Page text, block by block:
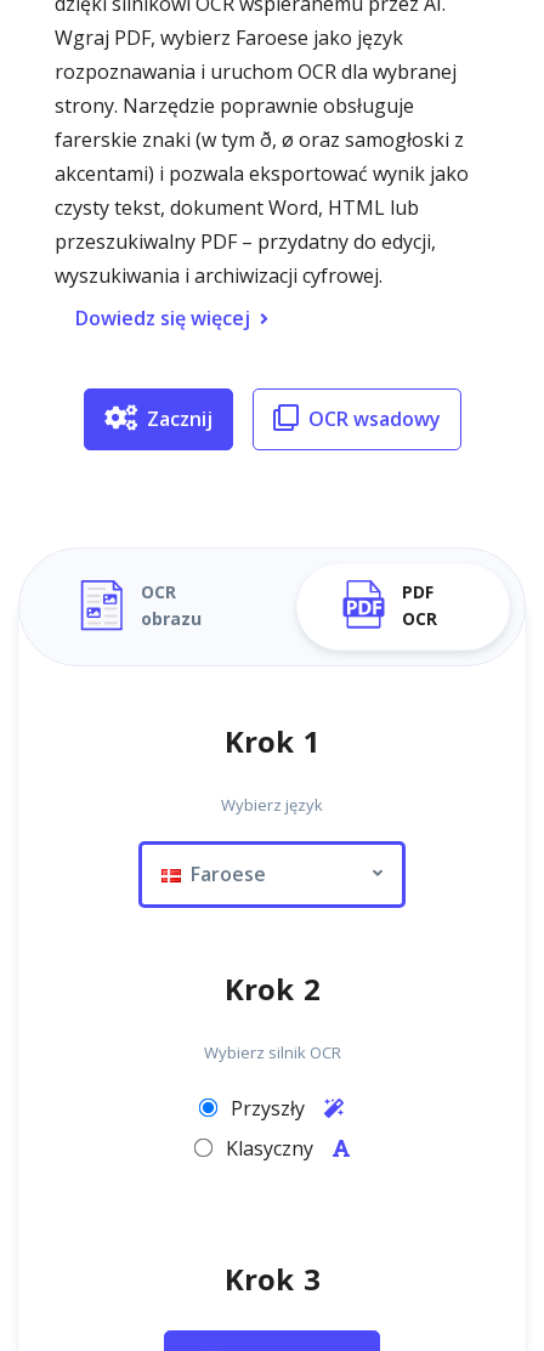
Wgraj PDF, wybierz Faroese jako język
rozpoznawania i uruchom OCR dla wybranej
strony. Narzędzie poprawnie obsługuje
farerskie znaki (w tym ð, ø oraz samogłoski z
akcentami) i pozwala eksportować wynik jako
czysty tekst, dokument Word, HTML lub
przeszukiwalny PDF – przydatny do edycji,
wyszukiwania i archiwizacji cyfrowej.
Dowiedz się więcej
Zacznij OCR wsadowy
OCR
obrazu
PDF
OCR
Krok 1
Wybierz język
Faroese
Krok 2
Wybierz silnik OCR
Przyszły
Klasyczny
Krok 3